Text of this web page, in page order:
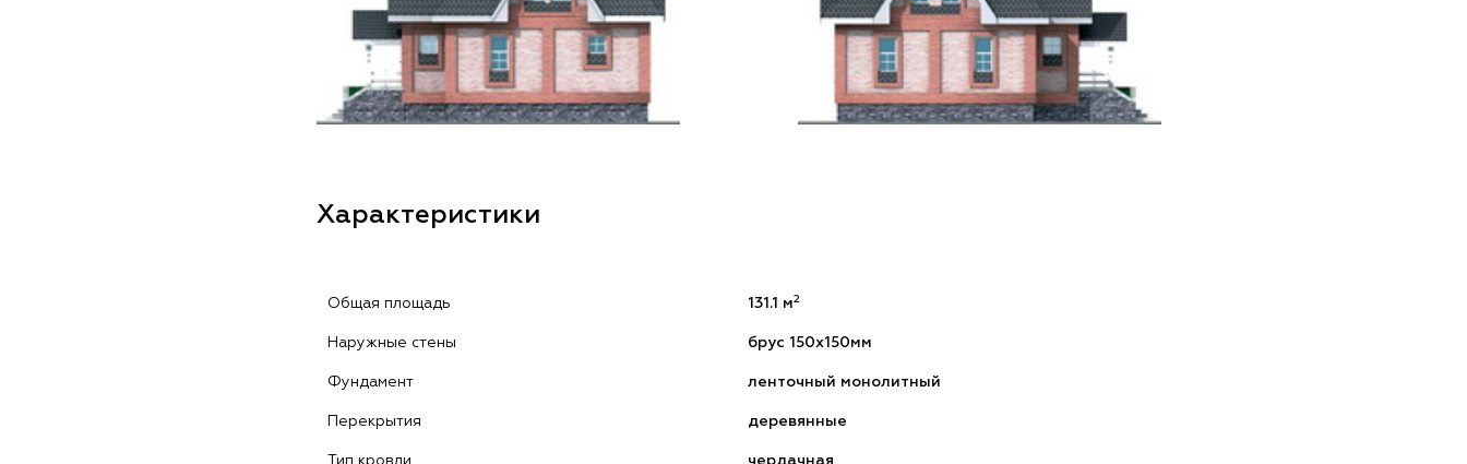
Характеристики
Общая площадь 131.1 м2
Наружные стены брус 150x150мм
Фундамент ленточный монолитный
Перекрытия деревянные
Тип кровли чердачная